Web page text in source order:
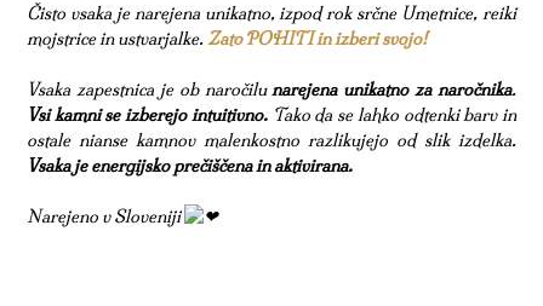
Čisto vsaka je narejena unikatno, izpod rok srčne Umetnice, reiki
mojstrice in ustvarjalke.Zato POHITI in izberi svojo!
Vsaka zapestnica je ob naročilunarejena unikatno za naročnika.
Vsi kamni se izberejo intuitivno.Tako da se lahko odtenki barv in
ostale nianse kamnov malenkostno razlikujejo od slik izdelka.
Vsaka je energijsko prečiščena in aktivirana.
Narejeno v Sloveniji